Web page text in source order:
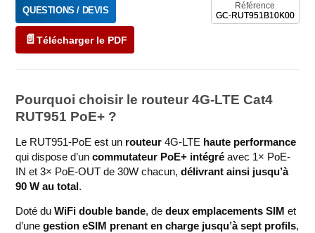
Référence
GC-RUT951B10K00
QUESTIONS / DEVIS
Télécharger le PDF
Pourquoi choisir le routeur 4G-LTE Cat4
RUT951 PoE+ ?
Le RUT951-PoE est un routeur 4G-LTE haute performance
qui dispose d’uncommutateur PoE+ intégré avec 1× PoE-
IN et 3× PoE-OUT de 30W chacun,délivrant ainsi jusqu’à
90 W au total .
Doté duWiFi double bande, dedeux emplacements SIM et
d’unegestion eSIM prenant en charge jusqu’à sept profils,